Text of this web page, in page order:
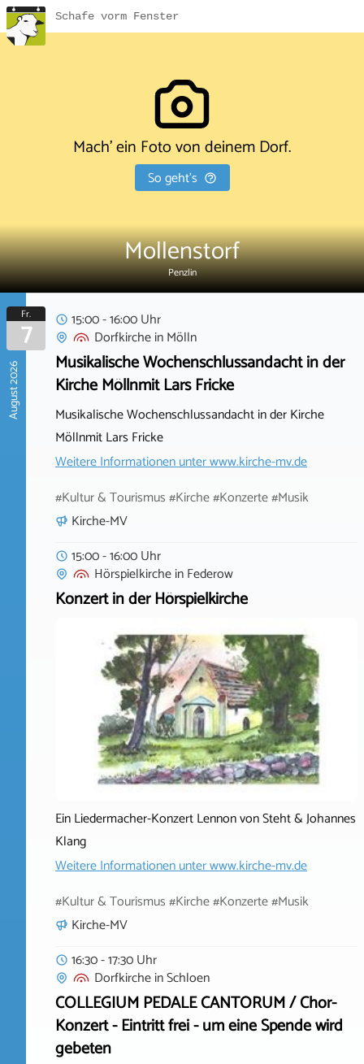
Schafe vorm Fenster
Mach' ein Foto von deinem Dorf.
So geht's
Mollenstorf
Penzlin
August 2026
Fr.
7
15:00 - 16:00 Uhr
DorfkircheinMölln
Musikalische Wochenschlussandacht in der
Kirche Möllnmit Lars Fricke
Musikalische Wochenschlussandacht in der Kirche
Möllnmit Lars Fricke
Weitere Informationen unterwww.kirche-mv.de
#Kultur & Tourismus #Kirche #Konzerte #Musik
Kirche-MV
15:00 - 16:00 Uhr
HörspielkircheinFederow
Konzert in der Hörspielkirche
Ein Liedermacher-Konzert Lennon von Steht & Johannes
Klang
Weitere Informationen unterwww.kirche-mv.de
#Kultur & Tourismus #Kirche #Konzerte #Musik
Kirche-MV
16:30 - 17:30 Uhr
DorfkircheinSchloen
COLLEGIUM PEDALE CANTORUM / Chor-
Konzert - Eintritt frei - um eine Spende wird
gebeten